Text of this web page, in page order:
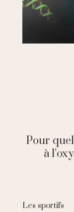
Pour
à
Les sportifs